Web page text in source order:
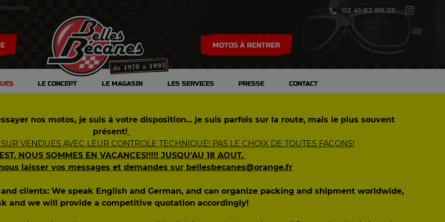
02 41 62 89 25
MOTOS À RENTRER
LE CONCEPT LE MAGASIN LES SERVICES PRESSE CONTACT
nos motos, je suis à votre disposition... je suis parfois sur la route, mais le plus souvent
présent!
VENDUES AVEC LEUR CONTROLE TECHNIQUE! PAS LE CHOIX DE TOUTES FACONS!
NOUS SOMMES EN VACANCES!!!!! JUSQU'AU 18 AOUT,
laisser vos messages et demandes sur bellesbecanes@orange.fr
clients: We speak English and German, and can organize packing and shipment worldwide,
and we will provide a competitive quotation accordingly!